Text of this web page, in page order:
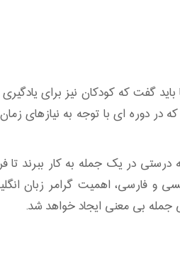
گفت که کودکان نیز برای یادگیری
در دوره ای با توجه به نیازهای
درستی در یک جمله به کار ببرند تا
و فارسی، اهمیت گرامر زبان
بی معنی ایجاد خواهد شد.